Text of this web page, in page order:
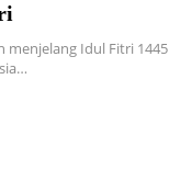
menjelang Idul Fitri 1445